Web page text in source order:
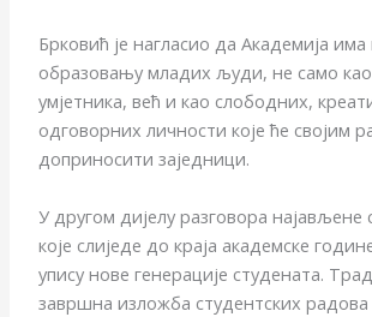
Брковић је нагласио да Академија има
образовању младих људи, не само
умјетника, већ и као слободних,
одговорних личности које ће својим
доприносити заједници.
У другом дијелу разговора најављене
које слиједе до краја академске
упису нове генерације студената.
завршна изложба студентских